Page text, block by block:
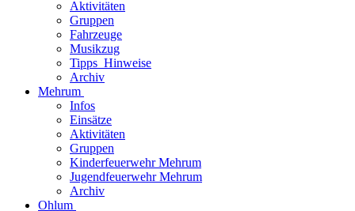
Aktivitäten
Gruppen
Fahrzeuge
Musikzug
Tipps_Hinweise
Archiv
Mehrum
Infos
Einsätze
Aktivitäten
Gruppen
Kinderfeuerwehr Mehrum
Jugendfeuerwehr Mehrum
Archiv
Ohlum